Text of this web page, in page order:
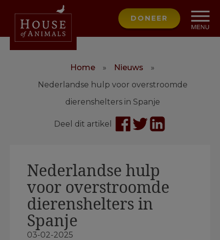
DONEER
Home » Nieuws
»
Nederlandse hulp voor overstroomde
dierenshelters in Spanje
Deel dit artikel
Nederlandse hulp
voor overstroomde
dierenshelters in
Spanje
03-02-2025